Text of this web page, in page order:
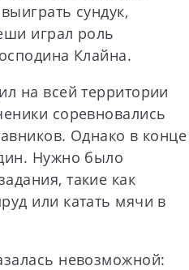
сундук,
играл роль
Клайна.
на всей территории
соревновались
Однако в конце
Нужно было
такие как
или катать мячи в
невозможной: